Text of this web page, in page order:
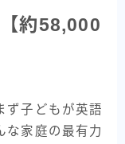
約58,000
ず子どもが英語
家庭の最有力